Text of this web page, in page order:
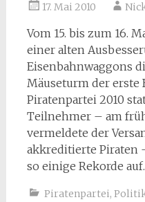
17. Mai 2010
Vom 15. bis zum 16.
einer alten
Eisenbahnwaggons
Mäuseturm der erste
Piratenpartei 2010
Teilnehmer – am
vermeldete der
akkreditierte Piraten
so einige Rekorde auf.
Piratenpartei,